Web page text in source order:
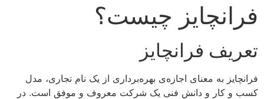
فرانچایز چیست؟
تعریف فرانچایز
فرانچایز به معنای اجازه‌ی بهره‌برداری از یک نام تجاری، مدل
کسب و کار و دانش فنی یک شرکت معروف و موفق است. در